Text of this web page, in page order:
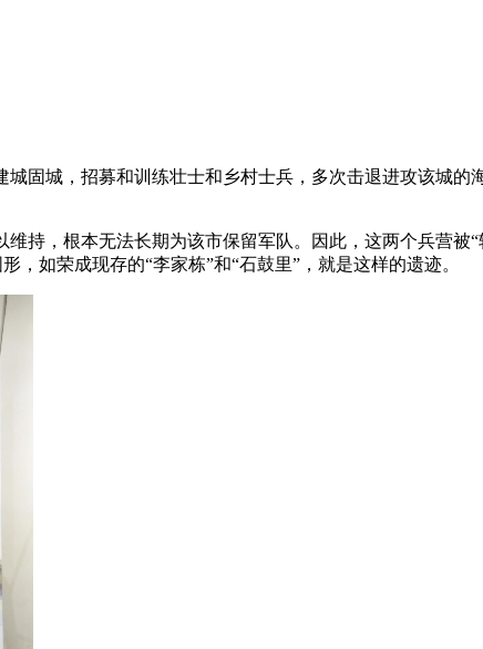
固城，招募和训练壮士和乡村士兵，多次击退进攻该城的
持，根本无法长期为该市保留军队。因此，这两个兵营被
，如荣成现存的“李家栋”和“石鼓里”，就是这样的遗迹。